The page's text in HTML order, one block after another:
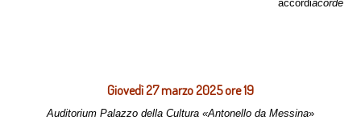
accordiacorde
Giovedì 27 marzo 2025 ore 19
Auditorium Palazzo della Cultura «Antonello da Messina»